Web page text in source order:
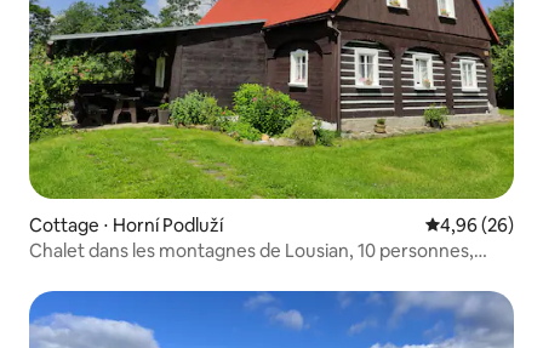
Cottage ⋅ Horní Podluží Évaluation
4,96 (26)
Chalet dans les montagnes de Lousian, 10 personnes,